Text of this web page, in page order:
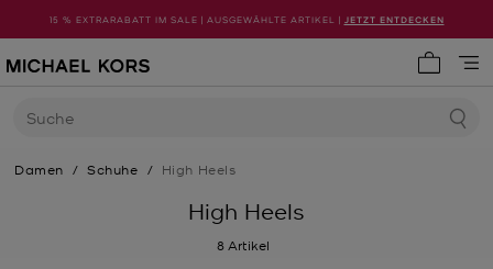
15 % EXTRARABATT IM SALE | AUSGEWÄHLTE ARTIKEL | JETZT ENTDECKEN
Suche
Damen / Schuhe / High Heels
High Heels
8 Artikel